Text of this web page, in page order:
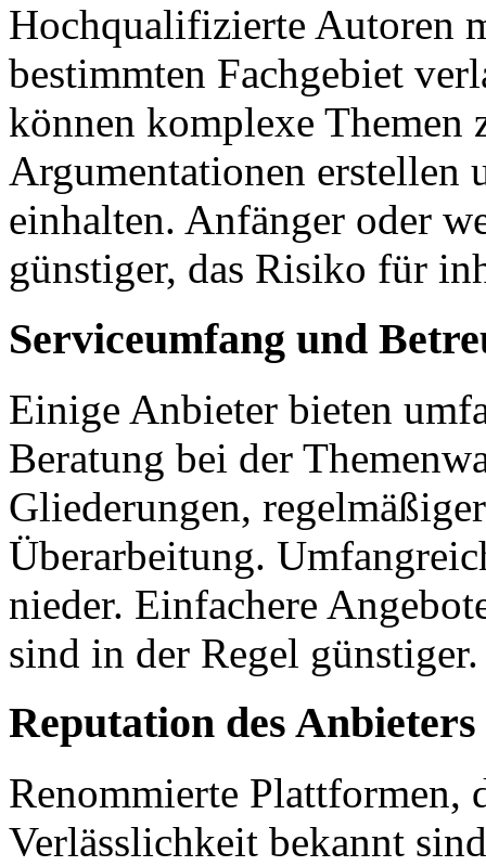
Hochqualifizierte Autoren
bestimmten Fachgebiet
können komplexe Themen
Argumentationen erstellen
einhalten. Anfänger oder
günstiger, das Risiko für
Serviceumfang und
Einige Anbieter bieten
Beratung bei der
Gliederungen,
Überarbeitung.
nieder. Einfachere
sind in der Regel günstiger.
Reputation des Anbieters
Renommierte Plattformen,
Verlässlichkeit bekannt